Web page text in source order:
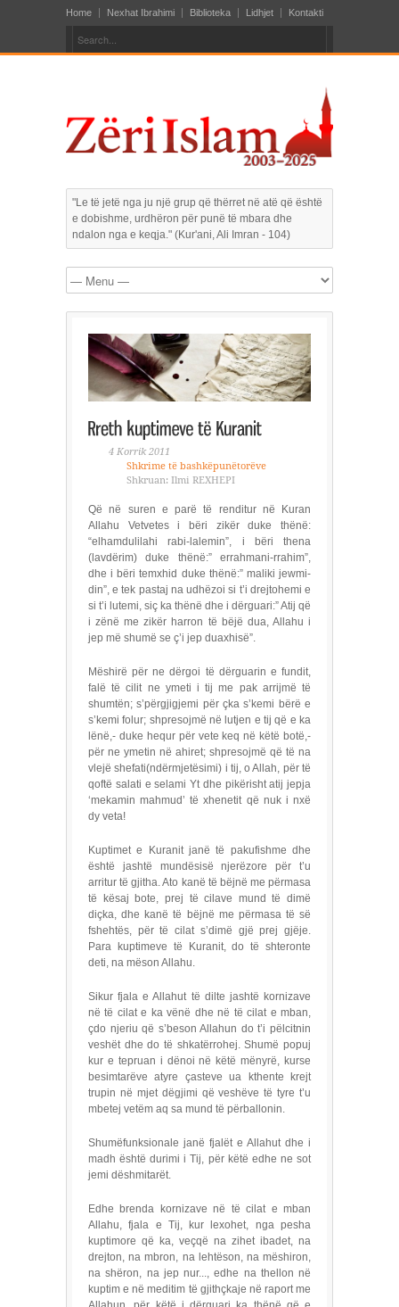
Home Nexhat Ibrahimi Biblioteka Lidhjet Kontakti
"Le të jetë nga ju një grup që thërret në atë që është
e dobishme, urdhëron për punë të mbara dhe
ndalon nga e keqja." (Kur'ani, Ali Imran - 104)
4 Korrik 2011
Shkrime të bashkëpunëtorëve
Shkruan: Ilmi REXHEPI
Që në suren e parë të renditur në Kuran
Allahu Vetvetes i bëri zikër duke thënë:
“elhamdulilahi rabi-lalemin”, i bëri thena
(lavdërim) duke thënë:” errahmani-rrahim”,
dhe i bëri temxhid duke thënë:” maliki jewmi-
din”, e tek pastaj na udhëzoi si t’i drejtohemi e
si t’i lutemi, siç ka thënë dhe i dërguari:” Atij që
i zënë me zikër harron të bëjë dua, Allahu i
jep më shumë se ç’i jep duaxhisë”.
Mëshirë për ne dërgoi të dërguarin e fundit,
falë të cilit ne ymeti i tij me pak arrijmë të
shumtën; s’përgjigjemi për çka s’kemi bërë e
s’kemi folur; shpresojmë në lutjen e tij që e ka
lënë,- duke hequr për vete keq në këtë botë,-
për ne ymetin në ahiret; shpresojmë që të na
vlejë shefati(ndërmjetësimi) i tij, o Allah, për të
qoftë salati e selami Yt dhe pikërisht atij jepja
‘mekamin mahmud’ të xhenetit që nuk i nxë
dy veta!
Kuptimet e Kuranit janë të pakufishme dhe
është jashtë mundësisë njerëzore për t’u
arritur të gjitha. Ato kanë të bëjnë me përmasa
të kësaj bote, prej të cilave mund të dimë
diçka, dhe kanë të bëjnë me përmasa të së
fshehtës, për të cilat s’dimë gjë prej gjëje.
Para kuptimeve të Kuranit, do të shteronte
deti, na mëson Allahu.
Sikur fjala e Allahut të dilte jashtë kornizave
në të cilat e ka vënë dhe në të cilat e mban,
çdo njeriu që s’beson Allahun do t’i pëlcitnin
veshët dhe do të shkatërrohej. Shumë popuj
kur e tepruan i dënoi në këtë mënyrë, kurse
besimtarëve atyre çasteve ua kthente krejt
trupin në mjet dëgjimi që veshëve të tyre t’u
mbetej vetëm aq sa mund të përballonin.
Shumëfunksionale janë fjalët e Allahut dhe i
madh është durimi i Tij, për këtë edhe ne sot
jemi dëshmitarët.
Edhe brenda kornizave në të cilat e mban
Allahu, fjala e Tij, kur lexohet, nga pesha
kuptimore që ka, veçqë na zihet ibadet, na
drejton, na mbron, na lehtëson, na mëshiron,
na shëron, na jep nur..., edhe na thellon në
kuptim e në meditim të gjithçkaje në raport me